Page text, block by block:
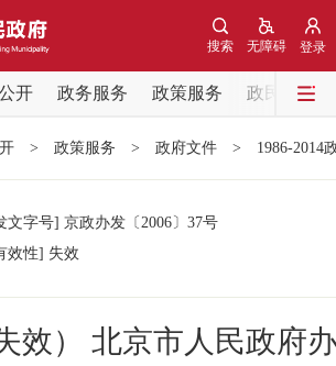
登录
无障碍
搜索
开 政务服务 政策服务
政民互动
党中央精神
> 政策服务 > 政府文件 > 1986-2014
文字号] 京政办发 〔2006〕 37号
效性] 失效
失效） 北京市人民政府